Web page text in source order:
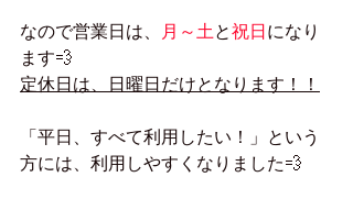
なので営業日は、 月～土 と祝日 になり
ます💨
定休日は、日曜日だけとなります！！
「平日、すべて利用したい！」という
方には、利用しやすくなりました💨